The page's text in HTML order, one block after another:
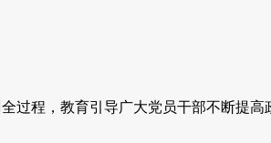
过程，教育引导广大党员干部不断提高